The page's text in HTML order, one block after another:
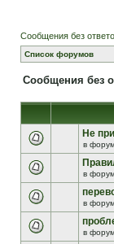
Сообщения без
Список форумов
Сообщения без
Не
в
в
в
в